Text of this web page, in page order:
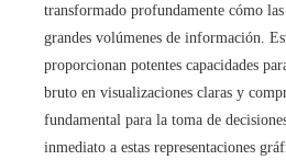
transformado profundamente cómo
grandes volúmenes de información.
proporcionan potentes capacidades
bruto en visualizaciones claras y
fundamental para la toma de
inmediato a estas representaciones